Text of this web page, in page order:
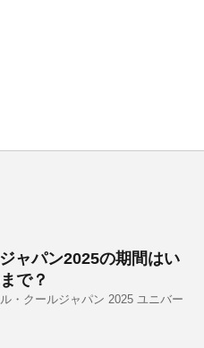
ャパン2025の期間はい
で？
・クールジャパン 2025 ユニバー